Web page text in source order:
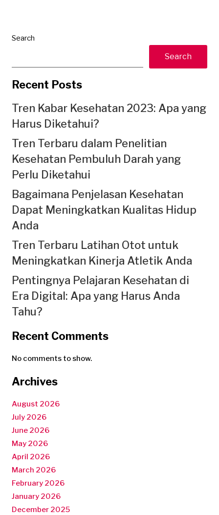
Search
Search
Recent Posts
Tren Kabar Kesehatan 2023: Apa yang
Harus Diketahui?
Tren Terbaru dalam Penelitian
Kesehatan Pembuluh Darah yang
Perlu Diketahui
Bagaimana Penjelasan Kesehatan
Dapat Meningkatkan Kualitas Hidup
Anda
Tren Terbaru Latihan Otot untuk
Meningkatkan Kinerja Atletik Anda
Pentingnya Pelajaran Kesehatan di
Era Digital: Apa yang Harus Anda
Tahu?
Recent Comments
No comments to show.
Archives
August 2026
July 2026
June 2026
May 2026
April 2026
March 2026
February 2026
January 2026
December 2025